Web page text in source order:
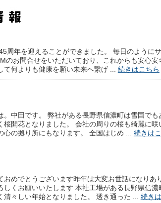
周年を迎えることができました。 毎日のように
のお問合せをいただいており、これからも安心安
て何よりも健康を願い未来へ繋げ ... 続きはこちら
。中田です。 弊社がある長野県信濃町は雪国で
桜開花となりました。 会社の周りの桜も綺麗に
心の拠り所にもなります。 全国はじめ ... 続きは
おめでとうございます昨年は大変お世話になりあ
しくお願いいたします 本社工場がある長野県信濃
清々しい年始となりました。 透き通った ... 続き